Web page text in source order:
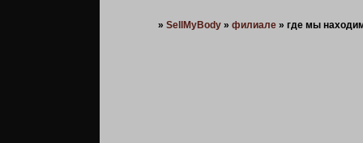
» SellMyBody » филиале » где мы